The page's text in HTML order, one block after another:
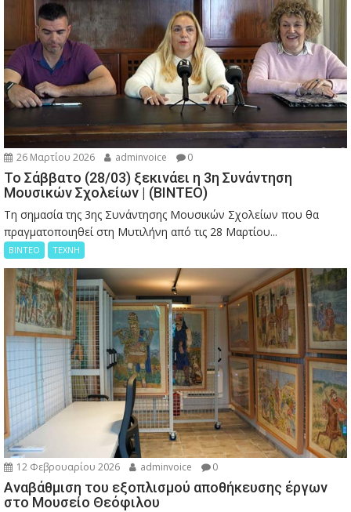
26 Μαρτίου 2026 adminvoice 0
Το Σάββατο (28/03) ξεκινάει η 3η Συνάντηση
Μουσικών Σχολείων | (ΒΙΝΤΕΟ)
Τη σημασία της 3ης Συνάντησης Μουσικών Σχολείων που θα
πραγματοποιηθεί στη Μυτιλήνη από τις 28 Μαρτίου...
ΒΙΝΤΕΟ ΤΕΧΝΗ
12 Φεβρουαρίου 2026 adminvoice 0
Αναβάθμιση του εξοπλισμού αποθήκευσης έργων
στο Μουσείο Θεόφιλου